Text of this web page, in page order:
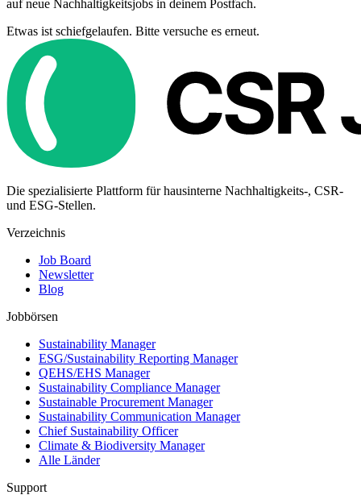
auf neue Nachhaltigkeitsjobs in deinem Postfach.
Etwas ist schiefgelaufen. Bitte versuche es erneut.
Die spezialisierte Plattform für hausinterne Nachhaltigkeits-, CSR-
und ESG-Stellen.
Verzeichnis
Job Board
Newsletter
Blog
Jobbörsen
Sustainability Manager
ESG/Sustainability Reporting Manager
QEHS/EHS Manager
Sustainability Compliance Manager
Sustainable Procurement Manager
Sustainability Communication Manager
Chief Sustainability Officer
Climate & Biodiversity Manager
Alle Länder
Support